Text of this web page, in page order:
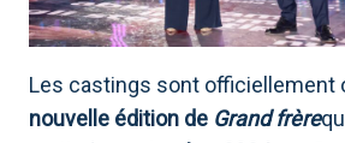
Les castings sont officiellement
nouvelle édition de Grand frère